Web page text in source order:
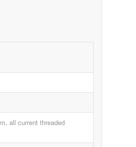
all current threaded